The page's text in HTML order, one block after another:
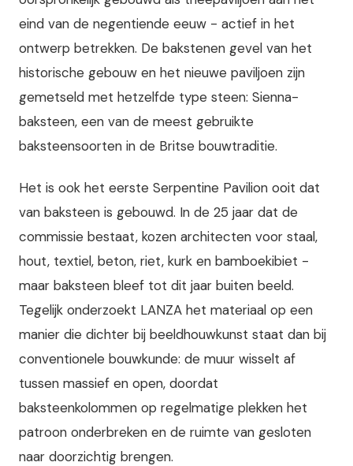
eind van de negentiende eeuw - actief in het
ontwerp betrekken. De bakstenen gevel van het
historische gebouw en het nieuwe paviljoen zijn
gemetseld met hetzelfde type steen: Sienna-
baksteen, een van de meest gebruikte
baksteensoorten in de Britse bouwtraditie.
Het is ook het eerste Serpentine Pavilion ooit dat
van baksteen is gebouwd. In de 25 jaar dat de
commissie bestaat, kozen architecten voor staal,
hout, textiel, beton, riet, kurk en bamboekibiet -
maar baksteen bleef tot dit jaar buiten beeld.
Tegelijk onderzoekt LANZA het materiaal op een
manier die dichter bij beeldhouwkunst staat dan bij
conventionele bouwkunde: de muur wisselt af
tussen massief en open, doordat
baksteenkolommen op regelmatige plekken het
patroon onderbreken en de ruimte van gesloten
naar doorzichtig brengen.